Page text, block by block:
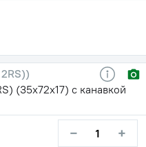
(35х72х17) с канавкой
− +